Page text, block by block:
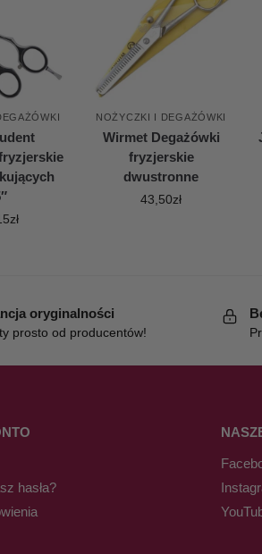
zł
NOŻYCZKI I DEGAŻÓWKI
Wirmet Degażówki
fryzjerskie
dwustronne
43,50zł
oryginalności
prosto od producentów!
hasła?